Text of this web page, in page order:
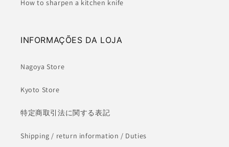
How to sharpen a kitchen knife
INFORMAÇÕES DA LOJA
Nagoya Store
Kyoto Store
特定商取引法に関する表記
Shipping / return information / Duties